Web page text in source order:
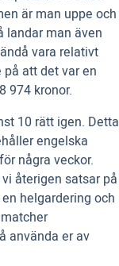
är man uppe och
landar man även
vara relativt
att det var en
974 kronor.
10 rätt igen. Detta
engelska
några veckor.
återigen satsar på
helgardering och
använda er av